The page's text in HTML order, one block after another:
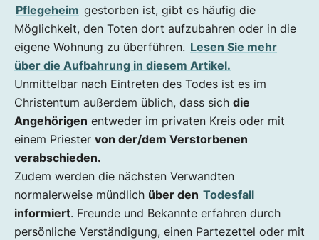
Pflegeheim gestorben ist, gibt es häufig die
Möglichkeit, den Toten dort aufzubahren oder in die
eigene Wohnung zu überführen. Lesen Sie mehr
über die Aufbahrung in diesem Artikel.
Unmittelbar nach Eintreten des Todes ist es im
Christentum außerdem üblich, dass sich die
Angehörigen entweder im privaten Kreis oder mit
einem Priester von der/dem Verstorbenen
verabschieden.
Zudem werden die nächsten Verwandten
normalerweise mündlich über den Todesfall
informiert. Freunde und Bekannte erfahren durch
persönliche Verständigung, einen Partezettel oder mit